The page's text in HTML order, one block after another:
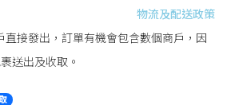
物流及配送政策
接發出，訂單有機會包含數個商戶，因
送出及收取。